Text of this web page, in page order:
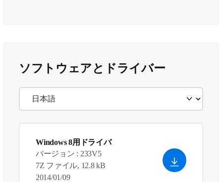
ソフトウェアとドライバー
Windows 8用ドライバ
バージョン : 233V5
7Z ファイル, 12.8 kB
2014/01/09